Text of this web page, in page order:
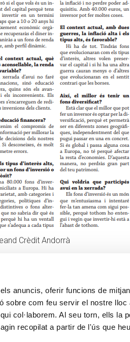
anuncis, oferir funcions de
sobre com feu servir el nostre lloc
col·laborem. Al seu torn, ells la
recopilat a partir de l'ús que
Crèdit Andorrà
CONTACTE
MÉS
Actualitat